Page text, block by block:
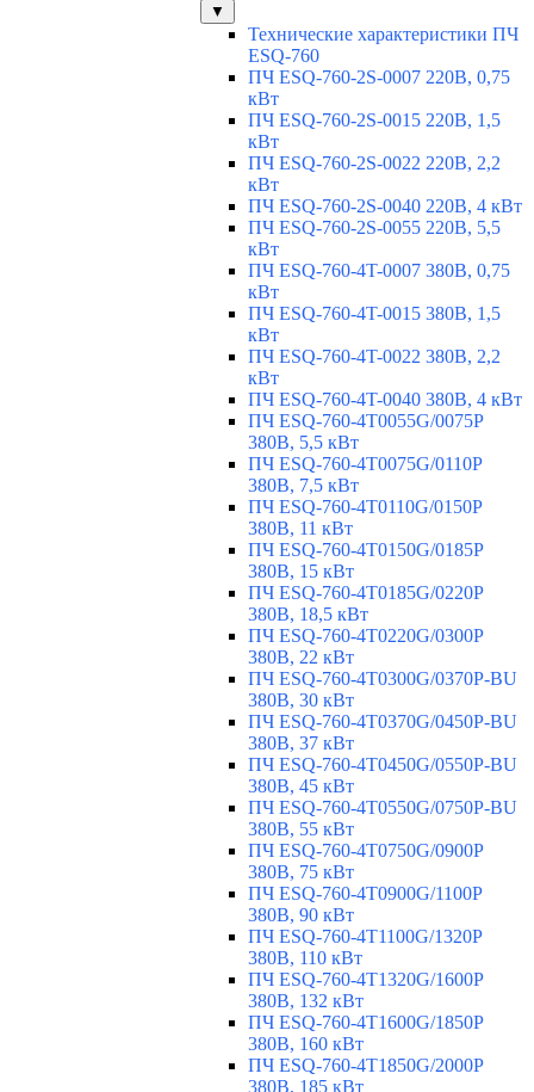
▼
Технические характеристики ПЧ
ESQ-760
ПЧ ESQ-760-2S-0007 220В, 0,75
кВт
ПЧ ESQ-760-2S-0015 220В, 1,5
кВт
ПЧ ESQ-760-2S-0022 220В, 2,2
кВт
ПЧ ESQ-760-2S-0040 220В, 4 кВт
ПЧ ESQ-760-2S-0055 220В, 5,5
кВт
ПЧ ESQ-760-4T-0007 380В, 0,75
кВт
ПЧ ESQ-760-4T-0015 380В, 1,5
кВт
ПЧ ESQ-760-4T-0022 380В, 2,2
кВт
ПЧ ESQ-760-4T-0040 380В, 4 кВт
ПЧ ESQ-760-4T0055G/0075P
380В, 5,5 кВт
ПЧ ESQ-760-4T0075G/0110P
380В, 7,5 кВт
ПЧ ESQ-760-4T0110G/0150P
380В, 11 кВт
ПЧ ESQ-760-4T0150G/0185P
380В, 15 кВт
ПЧ ESQ-760-4T0185G/0220P
380В, 18,5 кВт
ПЧ ESQ-760-4T0220G/0300P
380В, 22 кВт
ПЧ ESQ-760-4T0300G/0370P-BU
380В, 30 кВт
ПЧ ESQ-760-4T0370G/0450P-BU
380В, 37 кВт
ПЧ ESQ-760-4T0450G/0550P-BU
380В, 45 кВт
ПЧ ESQ-760-4T0550G/0750P-BU
380В, 55 кВт
ПЧ ESQ-760-4T0750G/0900P
380В, 75 кВт
ПЧ ESQ-760-4T0900G/1100P
380В, 90 кВт
ПЧ ESQ-760-4T1100G/1320P
380В, 110 кВт
ПЧ ESQ-760-4T1320G/1600P
380В, 132 кВт
ПЧ ESQ-760-4T1600G/1850P
380В, 160 кВт
ПЧ ESQ-760-4T1850G/2000P
380В, 185 кВт